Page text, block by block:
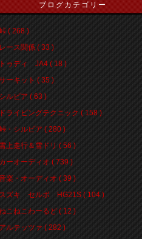
ブログカテゴリー
( 268 )
レース関係 ( 33 )
トゥディ JA4 ( 18 )
ーキット ( 35 )
シルビア ( 63 )
ドライビングテクニック ( 158 )
・シルビア ( 280 )
雪上走行＆雪ドリ ( 56 )
カーオーディオ ( 739 )
楽・オーディオ ( 39 )
スズキ セルボ HG21S ( 104 )
こねこわーるど ( 12 )
アルテッツァ ( 282 )